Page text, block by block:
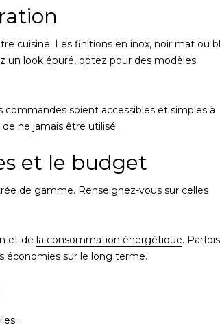
cuisine. Les finitions en inox, noir mat ou
un look épuré, optez pour des modèles
soient accessibles et simples à
ne jamais être utilisé.
et le budget
de gamme. Renseignez-vous sur celles
et de la consommation énergétique.
économies sur le long terme.
: